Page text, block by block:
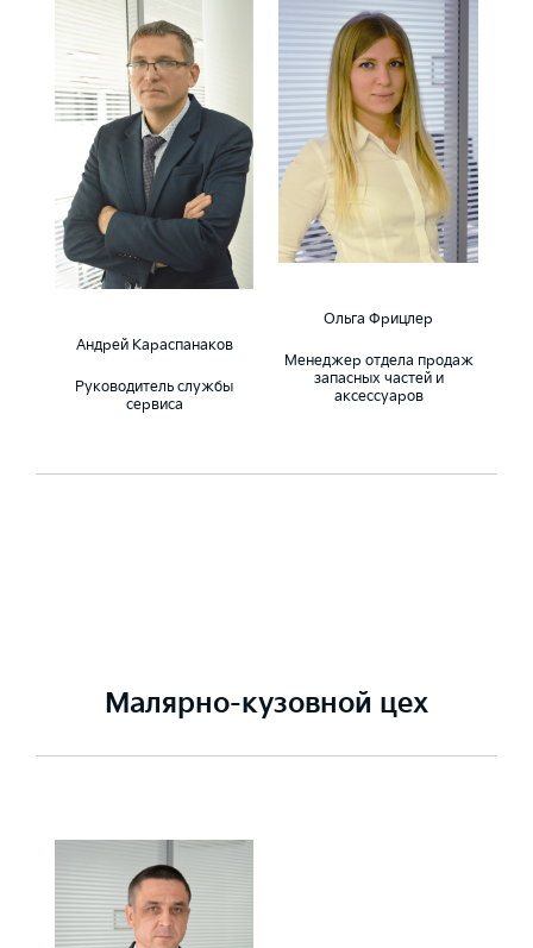
Андрей Караспанаков
Руководитель службы
сервиса
Ольга Фрицлер
Менеджер отдела продаж
запасных частей и
аксессуаров
Малярно-кузовной цех